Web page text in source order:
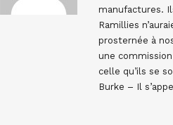
manufactures.
Ramillies
prosternée à
une
celle qu’ils se
Burke – Il